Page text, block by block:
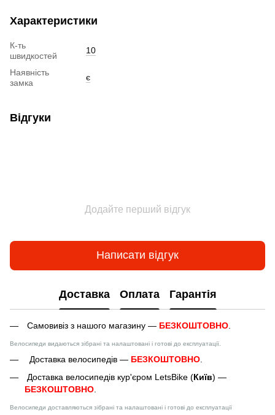
Характеристики
К-ть
швидкостей
10
Наявність
замка
є
Відгуки
Додайте перший відгук
Написати відгук
Доставка Оплата Гарантія
Самовивіз з нашого магазину — БЕЗКОШТОВНО
Велосипеди видаються зібрані та налаштовані і готові до експлуатації.
Доставка велосипедів — БЕЗКОШТОВНО.
Доставка велосипедів кур'єром LetsBike (Київ) —
БЕЗКОШТОВНО
Велосипеди доставляються зібрані та налаштовані і готові до експлуатації